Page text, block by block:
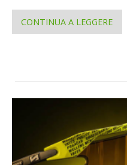
CONTINUA A LEGGERE